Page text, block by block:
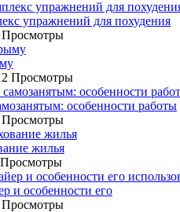
упражнений для похудения
Просмотры
Просмотры
особенности работы
Просмотры
жилья
и особенности его
Просмотры